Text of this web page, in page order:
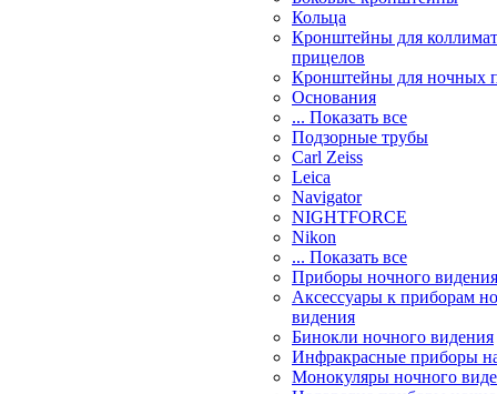
Кольца
Кронштейны для
прицелов
Кронштейны для ночных
Основания
... Показать все
Подзорные трубы
Carl Zeiss
Leica
Navigator
NIGHTFORCE
Nikon
... Показать все
Приборы ночного видения
Аксессуары к приборам
видения
Бинокли ночного видения
Инфракрасные приборы
Монокуляры ночного